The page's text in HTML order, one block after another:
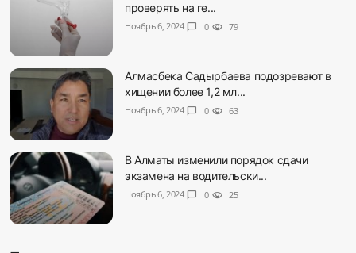
проверять на ге...
Ноябрь 6, 2024 chat_bubble 0 visibility 79
Алмасбека Садырбаева подозревают в
хищении более 1,2 мл...
Ноябрь 6, 2024 chat_bubble 0 visibility 63
В Алматы изменили порядок сдачи
экзамена на водительски...
Ноябрь 6, 2024 chat_bubble 0 visibility 25